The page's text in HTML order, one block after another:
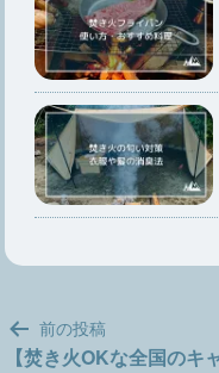
投
稿
前の投稿
【焚き火OKな全国の